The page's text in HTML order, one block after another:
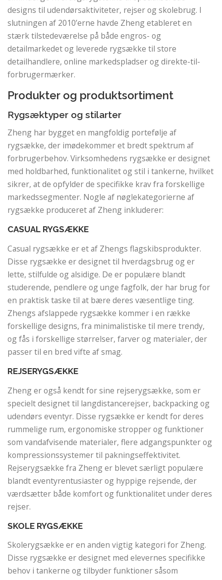
designs til udendørsaktiviteter, rejser og skolebrug. I
slutningen af ​​2010’erne havde Zheng etableret en
stærk tilstedeværelse på både engros- og
detailmarkedet og leverede rygsække til store
detailhandlere, online markedspladser og direkte-til-
forbrugermærker.
Produkter og produktsortiment
Rygsæktyper og stilarter
Zheng har bygget en mangfoldig portefølje af
rygsække, der imødekommer et bredt spektrum af
forbrugerbehov. Virksomhedens rygsække er designet
med holdbarhed, funktionalitet og stil i tankerne, hvilket
sikrer, at de opfylder de specifikke krav fra forskellige
markedssegmenter. Nogle af nøglekategorierne af
rygsække produceret af Zheng inkluderer:
CASUAL RYGSÆKKE
Casual rygsække er et af Zhengs flagskibsprodukter.
Disse rygsække er designet til hverdagsbrug og er
lette, stilfulde og alsidige. De er populære blandt
studerende, pendlere og unge fagfolk, der har brug for
en praktisk taske til at bære deres væsentlige ting.
Zhengs afslappede rygsække kommer i en række
forskellige designs, fra minimalistiske til mere trendy,
og fås i forskellige størrelser, farver og materialer, der
passer til en bred vifte af smag.
REJSERYGSÆKKE
Zheng er også kendt for sine rejserygsække, som er
specielt designet til langdistancerejser, backpacking og
udendørs eventyr. Disse rygsække er kendt for deres
rummelige rum, ergonomiske stropper og funktioner
som vandafvisende materialer, flere adgangspunkter og
kompressionssystemer til pakningseffektivitet.
Rejserygsække fra Zheng er blevet særligt populære
blandt eventyrentusiaster og hyppige rejsende, der
værdsætter både komfort og funktionalitet under deres
rejser.
SKOLE RYGSÆKKE
Skolerygsække er en anden vigtig kategori for Zheng.
Disse rygsække er designet med elevernes specifikke
behov i tankerne og tilbyder funktioner såsom